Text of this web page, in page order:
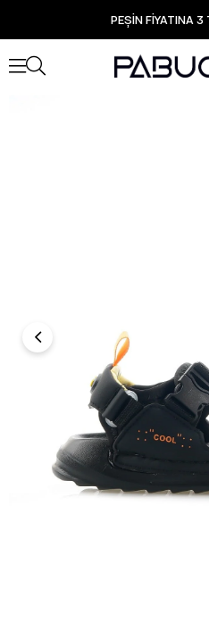
PEŞİN FİYATINA
TÜM ÜRÜNLERDE
Yeni Sezon
Seçili Ürünlerde